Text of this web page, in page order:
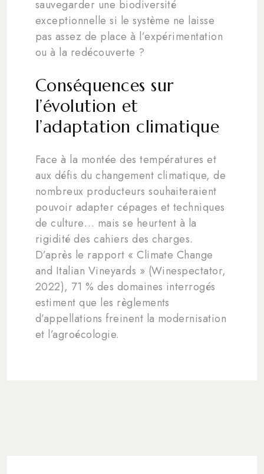
sauvegarder une biodiversité
exceptionnelle si le système ne laisse
pas assez de place à l’expérimentation
ou à la redécouverte ?
Conséquences sur
l’évolution et
l’adaptation climatique
Face à la montée des températures et
aux défis du changement climatique, de
nombreux producteurs souhaiteraient
pouvoir adapter cépages et techniques
de culture… mais se heurtent à la
rigidité des cahiers des charges.
D’après le rapport « Climate Change
and Italian Vineyards » (Winespectator,
2022), 71 % des domaines interrogés
estiment que les règlements
d’appellations freinent la modernisation
et l’agroécologie.